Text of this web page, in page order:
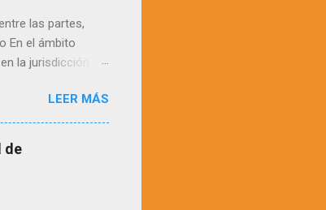
las partes,
En el ámbito
la jurisdicción
por los arts.
del Real Decreto
de las
de cada
LEER MÁS
de